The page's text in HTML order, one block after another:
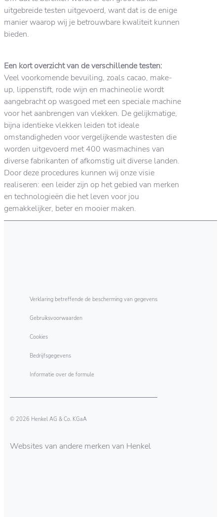
uitgebreide testen uitgevoerd, want dat is de enige
manier waarop wij je betrouwbare kwaliteit kunnen
bieden.
Een kort overzicht van de verschillende testen:
Veel voorkomende bevuiling, zoals cacao, make-
up, lippenstift, rode wijn en machineolie wordt
aangebracht op wasgoed met een speciale machine
voor het aanbrengen van vlekken. De gelijkmatige,
bijna identieke vlekken leiden tot ideale
omstandigheden voor vergelijkende wastesten die
worden uitgevoerd met 400 wasmachines van
diverse fabrikanten of afkomstig uit diverse landen.
Door deze procedures kunnen wij onze visie
realiseren: een leider zijn op het gebied van merken
en technologieën die het leven voor jou
gemakkelijker, beter en mooier maken.
Verklaring betreffende de bescherming van gegevens
Gebruiksvoorwaarden
Cookies
Bedrijfsgegevens
Informatie over de formule
© 2026 Henkel AG & Co. KGaA
Websites van andere merken van Henkel